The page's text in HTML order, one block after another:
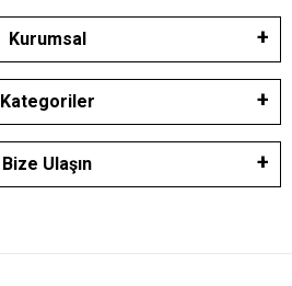
Kurumsal
Kategoriler
Bize Ulaşın